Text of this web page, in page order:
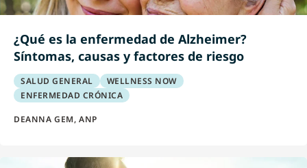
¿Qué es la enfermedad de Alzheimer?
Síntomas, causas y factores de riesgo
SALUD GENERAL
WELLNESS NOW
ENFERMEDAD CRÓNICA
DEANNA GEM, ANP